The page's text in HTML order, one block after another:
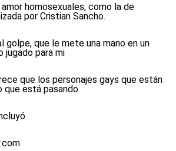
homosexuales, como la de
por Cristian Sancho.
golpe, que le mete una mano en un
jugado para mi
que los personajes gays que están
que está pasando